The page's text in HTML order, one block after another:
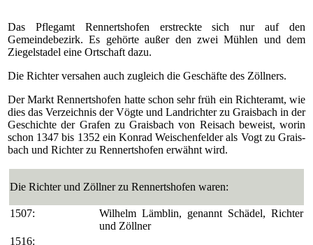
Das Pflegamt Rennertshofen erstreckte sich nur auf den
Gemeindebezirk. Es gehörte außer den zwei Mühlen und dem
Ziegelstadel eine Ortschaft dazu.
Die Richter versahen auch zugleich die Geschäfte des Zöllners.
Der Markt Rennertshofen hatte schon sehr früh ein Richter­amt, wie
dies das Verzeichnis der Vögte und Landrichter zu Grais­bach in der
Geschichte der Grafen zu Graisbach von Reisach beweist, worin
schon 1347 bis 1352 ein Konrad Weischen­felder als Vogt zu Grais­
bach und Richter zu Rennertshofen erwähnt wird.
Die Richter und Zöllner zu Rennertshofen waren:
1507:
Wilhelm Lämblin, genannt Schädel, Richter
und Zöllner
1516: